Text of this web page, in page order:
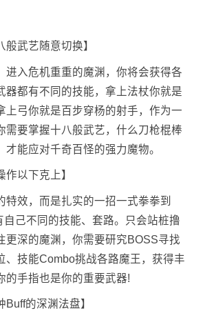
般武艺随意切换】
进入危机重重的魔渊，你将会获得各
器都有不同的技能，拿上法杖你就是
上弓你就是百步穿杨的射手，作为一
需要掌握十八般武艺，什么刀枪棍棒
能应对千奇百怪的强力魔物。
作以下克上】
特效，而是扎实的一招一式拳拳到
自己不同的技能、套路。只会站桩撸
更深的魔渊，你需要研究BOSS寻找
、技能Combo挑战各路魔王，获得丰
的手指也是你的重要武器!
Buff的深渊法盘】